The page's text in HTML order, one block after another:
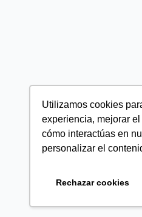
Utilizamos cookies
experiencia, mejorar
cómo interactúas en
personalizar el
Rechazar cookies